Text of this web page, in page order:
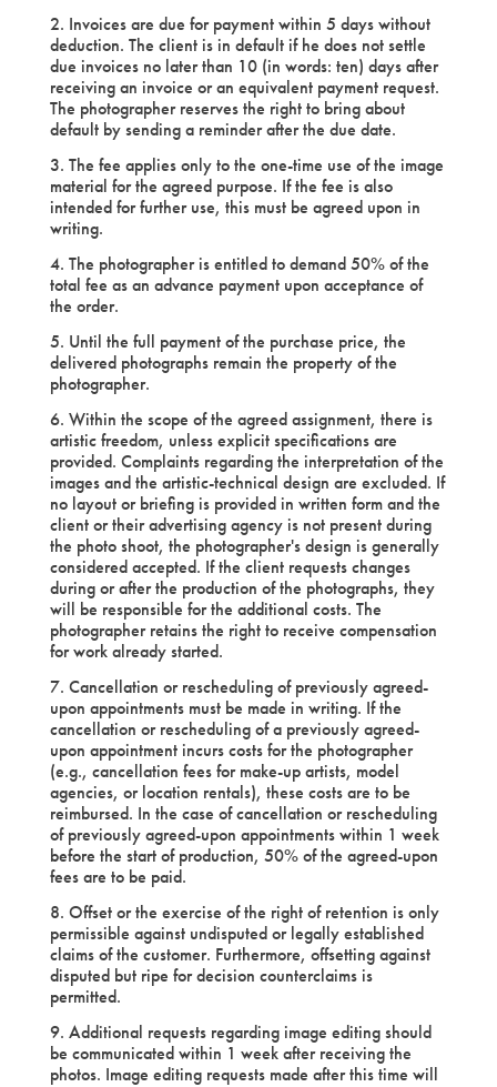
2. Invoices are due for payment within 5 days without
deduction. The client is in default if he does not settle
due invoices no later than 10 (in words: ten) days after
receiving an invoice or an equivalent payment request.
The photographer reserves the right to bring about
default by sending a reminder after the due date.
3. The fee applies only to the one-time use of the image
material for the agreed purpose. If the fee is also
intended for further use, this must be agreed upon in
writing.
4. The photographer is entitled to demand 50% of the
total fee as an advance payment upon acceptance of
the order.
5. Until the full payment of the purchase price, the
delivered photographs remain the property of the
photographer.
6. Within the scope of the agreed assignment, there is
artistic freedom, unless explicit specifications are
provided. Complaints regarding the interpretation of the
images and the artistic-technical design are excluded. If
no layout or briefing is provided in written form and the
client or their advertising agency is not present during
the photo shoot, the photographer's design is generally
considered accepted. If the client requests changes
during or after the production of the photographs, they
will be responsible for the additional costs. The
photographer retains the right to receive compensation
for work already started.
7. Cancellation or rescheduling of previously agreed-
upon appointments must be made in writing. If the
cancellation or rescheduling of a previously agreed-
upon appointment incurs costs for the photographer
(e.g., cancellation fees for make-up artists, model
agencies, or location rentals), these costs are to be
reimbursed. In the case of cancellation or rescheduling
of previously agreed-upon appointments within 1 week
before the start of production, 50% of the agreed-upon
fees are to be paid.
8. Offset or the exercise of the right of retention is only
permissible against undisputed or legally established
claims of the customer. Furthermore, offsetting against
disputed but ripe for decision counterclaims is
permitted.
9. Additional requests regarding image editing should
be communicated within 1 week after receiving the
photos. Image editing requests made after this time will